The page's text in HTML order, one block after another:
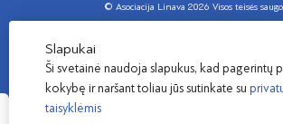
© Asociacija Linava 2026 Visos teisės
Slapukai
Ši svetainė naudoja slapukus, kad pagerintų
kokybę ir naršant toliau jūs sutinkate su
taisyklėmis